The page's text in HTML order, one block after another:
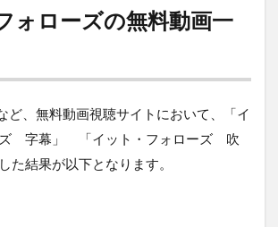
ォローズの無料動画一
ど、無料動画視聴サイトにおいて、「イ
ズ 字幕」 「イット・フォローズ 吹
た結果が以下となります。